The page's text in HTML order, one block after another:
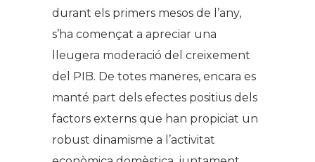
durant els primers mesos de l’any,
s’ha començat a apreciar una
lleugera moderació del creixement
del PIB. De totes maneres, encara es
manté part dels efectes positius dels
factors externs que han propiciat un
robust dinamisme a l’activitat